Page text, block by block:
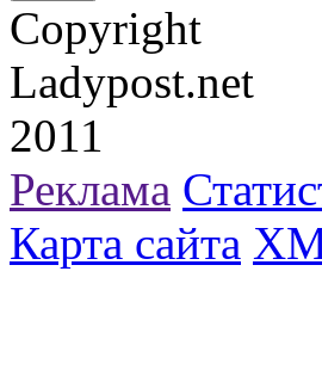
Copyright
Ladypost.net
2011
Реклама
Карта сайта